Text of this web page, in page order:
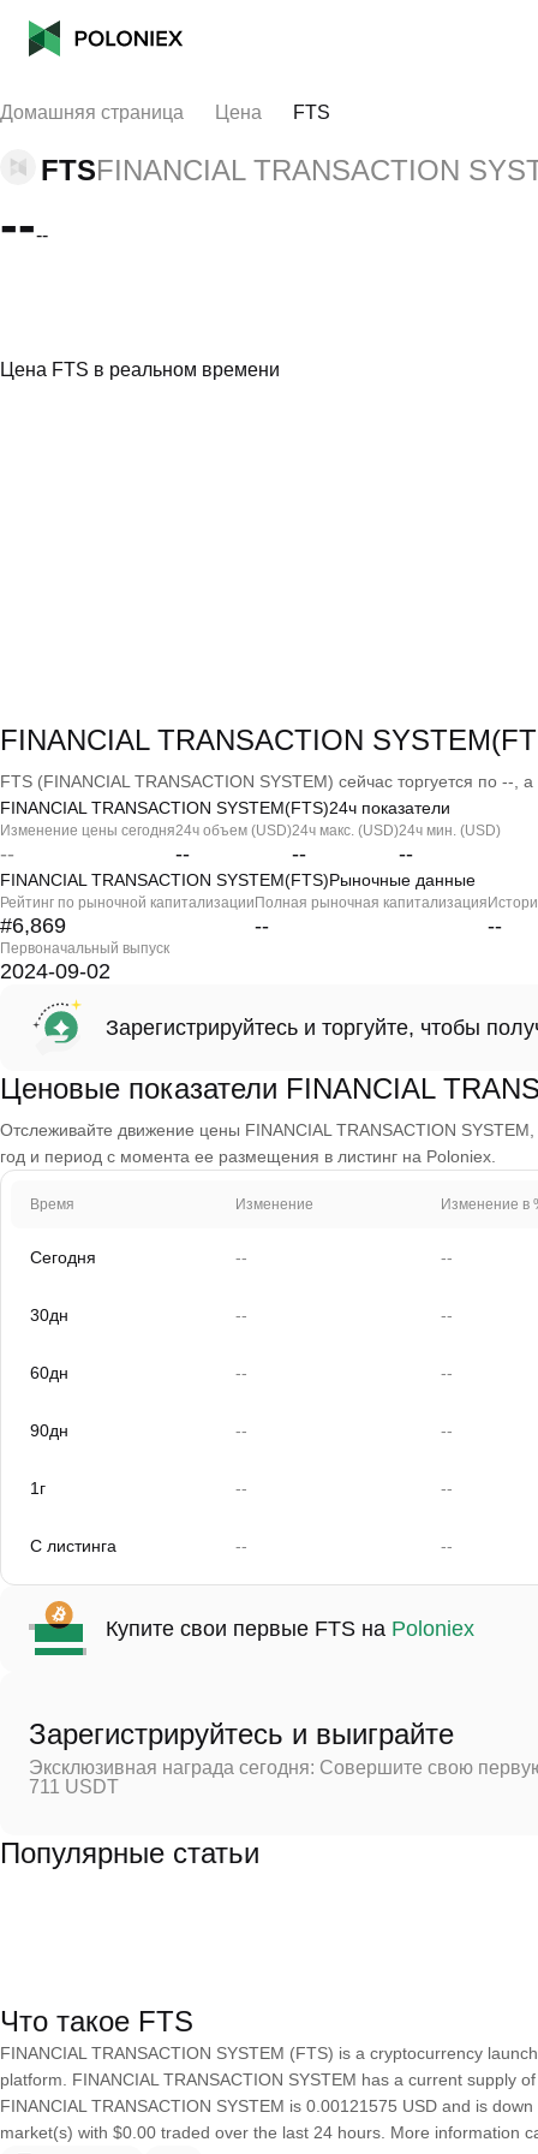
Домашняя страница Цена FTS
FTSFINANCIAL TRANSACTION
----
Цена FTS в реальном времени
FINANCIAL TRANSACTION
FTS (FINANCIAL TRANSACTION SYSTEM) сейчас торгуется по --,
FINANCIAL TRANSACTION SYSTEM(FTS)24ч показатели
Изменение цены сегодня
--
24ч объем (USD)
--
24ч макс. (USD)
--
24ч мин. (USD)
--
FINANCIAL TRANSACTION SYSTEM(FTS)Рыночные данные
Рейтинг по рыночной капитализации
#6,869
Полная рыночная капитализация
-- --
Первоначальный выпуск
2024-09-02
Зарегистрируйтесь и торгуйте, чтобы
Ценовые показатели FINANCIAL
Отслеживайте движение цены FINANCIAL TRANSACTION
год и период с момента ее размещения в листинг на Poloniex.
Время Изменение Изменение в
Сегодня -- --
30дн -- --
60дн -- --
90дн -- --
1г -- --
С листинга -- --
Купите свои первые FTS на Poloniex
Зарегистрируйтесь и выиграйте
Эксклюзивная награда сегодня: Совершите свою
711 USDT
Популярные статьи
Что такое FTS
FINANCIAL TRANSACTION SYSTEM (FTS) is a cryptocurrency
platform. FINANCIAL TRANSACTION SYSTEM has a current supply
FINANCIAL TRANSACTION SYSTEM is 0.00121575 USD and is
market(s) with $0.00 traded over the last 24 hours. More information